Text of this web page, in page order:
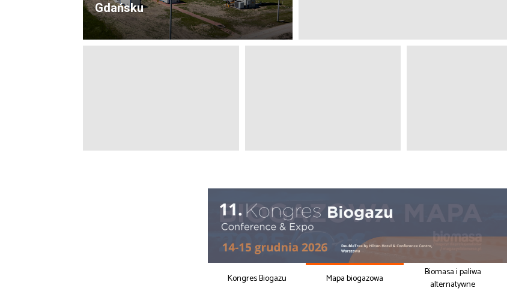
Gdańsku
Kongres Biogazu Mapa biogazowa
Biomasa i paliwa
alternatywne